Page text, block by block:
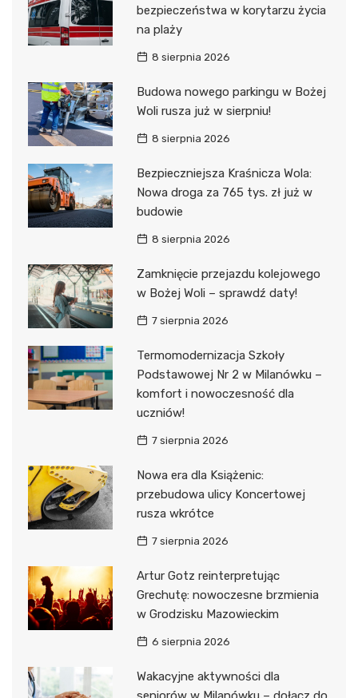
bezpieczeństwa w korytarzu życia
na plaży
8 sierpnia 2026
Budowa nowego parkingu w Bożej
Woli rusza już w sierpniu!
8 sierpnia 2026
Bezpieczniejsza Kraśnicza Wola:
Nowa droga za 765 tys. zł już w
budowie
8 sierpnia 2026
Zamknięcie przejazdu kolejowego
w Bożej Woli – sprawdź daty!
7 sierpnia 2026
Termomodernizacja Szkoły
Podstawowej Nr 2 w Milanówku –
komfort i nowoczesność dla
uczniów!
7 sierpnia 2026
Nowa era dla Książenic:
przebudowa ulicy Koncertowej
rusza wkrótce
7 sierpnia 2026
Artur Gotz reinterpretując
Grechutę: nowoczesne brzmienia
w Grodzisku Mazowieckim
6 sierpnia 2026
Wakacyjne aktywności dla